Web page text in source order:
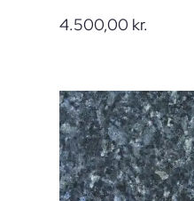
4.500,00 kr.